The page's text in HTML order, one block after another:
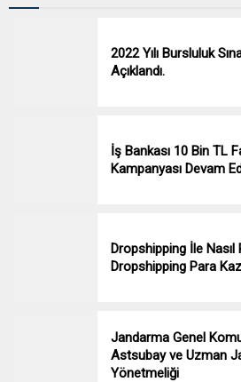
2022 Yılı Bursluluk
Açıklandı.
İş Bankası 10 Bin TL
Kampanyası Devam
Dropshipping İle Nasıl
Dropshipping Para
Jandarma Genel
Astsubay ve Uzman
Yönetmeliği